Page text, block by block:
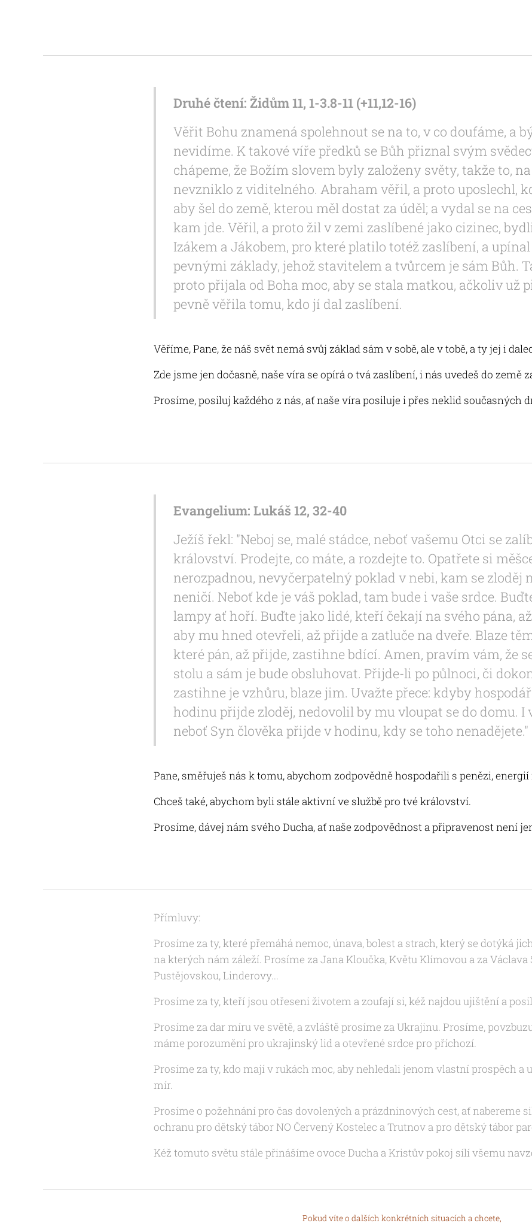
Druhé čtení: Židům 11, 1-3.8-11 (+11,12-16)
Věřit Bohu znamená spolehnout se na to, v co doufáme, a
nevidíme. K takové víře předků se Bůh přiznal svým
chápeme, že Božím slovem byly založeny světy, takže to,
nevzniklo z viditelného. Abraham věřil, a proto uposlechl,
aby šel do země, kterou měl dostat za úděl; a vydal se na
kam jde. Věřil, a proto žil v zemi zaslíbené jako cizinec,
Izákem a Jákobem, pro které platilo totéž zaslíbení, a
pevnými základy, jehož stavitelem a tvůrcem je sám Bůh.
proto přijala od Boha moc, aby se stala matkou, ačkoliv už
pevně věřila tomu, kdo jí dal zaslíbení.
Věříme, Pane, že náš svět nemá svůj základ sám v sobě, ale v tobě, a ty jej i
Zde jsme jen dočasně, naše víra se opírá o tvá zaslíbení, i nás uvedeš do země
Prosíme, posiluj každého z nás, ať naše víra posiluje i přes neklid současných
Evangelium: Lukáš 12, 32-40
Ježíš řekl: "Neboj se, malé stádce, neboť vašemu Otci se
království. Prodejte, co máte, a rozdejte to. Opatřete si
nerozpadnou, nevyčerpatelný poklad v nebi, kam se zloděj
neničí. Neboť kde je váš poklad, tam bude i vaše srdce.
lampy ať hoří. Buďte jako lidé, kteří čekají na svého pána,
aby mu hned otevřeli, až přijde a zatluče na dveře. Blaze
které pán, až přijde, zastihne bdící. Amen, pravím vám, že
stolu a sám je bude obsluhovat. Přijde-li po půlnoci, či
zastihne je vzhůru, blaze jim. Uvažte přece: kdyby
hodinu přijde zloděj, nedovolil by mu vloupat se do domu. I
neboť Syn člověka přijde v hodinu, kdy se toho nenadějete."
Pane, směřuješ nás k tomu, abychom zodpovědně hospodařili s penězi, energií
Chceš také, abychom byli stále aktivní ve službě pro tvé království.
Prosíme, dávej nám svého Ducha, ať naše zodpovědnost a připravenost není
Přímluvy:
Prosíme za ty, které přemáhá nemoc, únava, bolest a strach, který se dotýká
na kterých nám záleží. Prosíme za Jana Kloučka, Květu Klímovou a za Václava
Pustějovskou, Linderovy...
Prosíme za ty, kteří jsou otřeseni životem a zoufají si, kéž najdou ujištění a
Prosíme za dar míru ve světě, a zvláště prosíme za Ukrajinu. Prosíme,
máme porozumění pro ukrajinský lid a otevřené srdce pro příchozí.
Prosíme za ty, kdo mají v rukách moc, aby nehledali jenom vlastní prospěch a
mír.
Prosíme o požehnání pro čas dovolených a prázdninových cest, ať nabereme
ochranu pro dětský tábor NO Červený Kostelec a Trutnov a pro dětský tábor
Kéž tomuto světu stále přinášíme ovoce Ducha a Kristův pokoj sílí všemu
Pokud víte o dalších konkrétních situacích a chcete,